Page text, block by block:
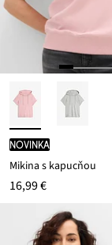
novinka
Mikina s kapucňou
16,99 €